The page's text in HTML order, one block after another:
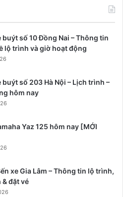
buýt số 10 Đồng Nai – Thông tin
lộ trình và giờ hoạt động
buýt số 203 Hà Nội – Lịch trình –
hôm nay
Yaz 125 hôm nay [MỚI
xe Gia Lâm – Thông tin lộ trình,
đặt vé